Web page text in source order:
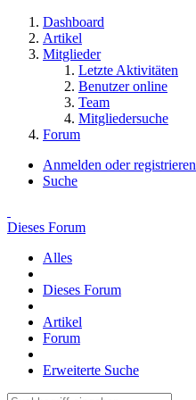
Dashboard
Artikel
Mitglieder
Letzte Aktivitäten
Benutzer online
Team
Mitgliedersuche
Forum
Anmelden oder registrieren
Suche
Dieses Forum
Alles
Dieses Forum
Artikel
Forum
Erweiterte Suche